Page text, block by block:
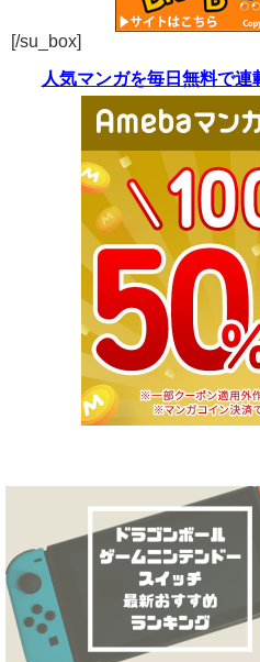
[/su_box]
人気マンガを毎日無料で連